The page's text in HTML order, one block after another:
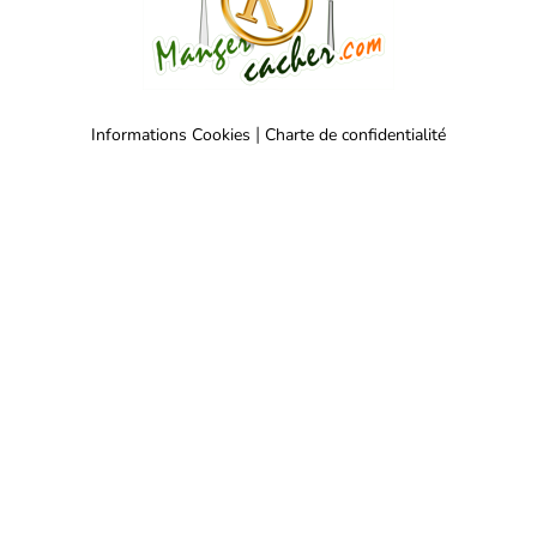
Informations Cookies | Charte de confidentialité